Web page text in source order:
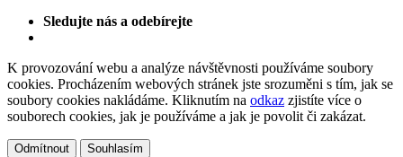
Sledujte nás a odebírejte
K provozování webu a analýze návštěvnosti používáme soubory
cookies. Procházením webových stránek jste srozuměni s tím, jak se
soubory cookies nakládáme. Kliknutím na odkaz zjistíte více o
souborech cookies, jak je používáme a jak je povolit či zakázat.
Odmítnout Souhlasím